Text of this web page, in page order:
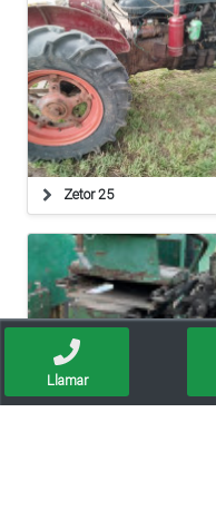
Zetor 25
Llamar